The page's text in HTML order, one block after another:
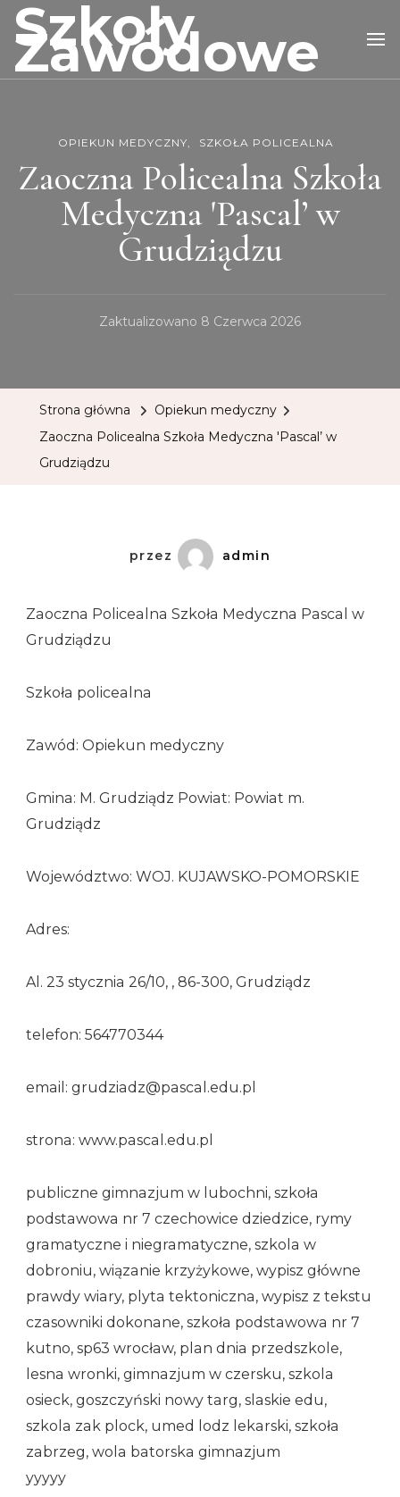
Szkoły
Zawodowe
OPIEKUN MEDYCZNY SZKOŁA POLICEALNA
Zaoczna Policealna Szkoła
Medyczna 'Pascal’ w
Grudziądzu
Zaktualizowano 8 Czerwca 2026
Strona główna
Opiekun medyczny
Zaoczna Policealna Szkoła Medyczna 'Pascal’ w
Grudziądzu
przez admin
Zaoczna Policealna Szkoła Medyczna Pascal w
Grudziądzu
Szkoła policealna
Zawód: Opiekun medyczny
Gmina: M. Grudziądz Powiat: Powiat m.
Grudziądz
Województwo: WOJ. KUJAWSKO-POMORSKIE
Adres:
Al. 23 stycznia 26/10, , 86-300, Grudziądz
telefon: 564770344
email: grudziadz@pascal.edu.pl
strona: www.pascal.edu.pl
publiczne gimnazjum w lubochni, szkoła
podstawowa nr 7 czechowice dziedzice, rymy
gramatyczne i niegramatyczne, szkola w
dobroniu, wiązanie krzyżykowe, wypisz główne
prawdy wiary, plyta tektoniczna, wypisz z tekstu
czasowniki dokonane, szkoła podstawowa nr 7
kutno, sp63 wrocław, plan dnia przedszkole,
lesna wronki, gimnazjum w czersku, szkola
osieck, goszczyński nowy targ, slaskie edu,
szkola zak plock, umed lodz lekarski, szkoła
zabrzeg, wola batorska gimnazjum
yyyyy